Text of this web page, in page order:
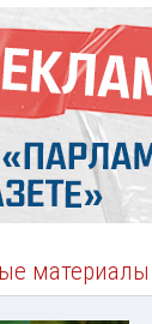
материалы